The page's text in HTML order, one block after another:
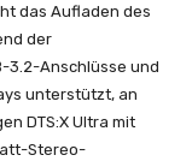
das Aufladen des
der
3.2-Anschlüsse und
unterstützt, an
DTS:X Ultra mit
Stereo-